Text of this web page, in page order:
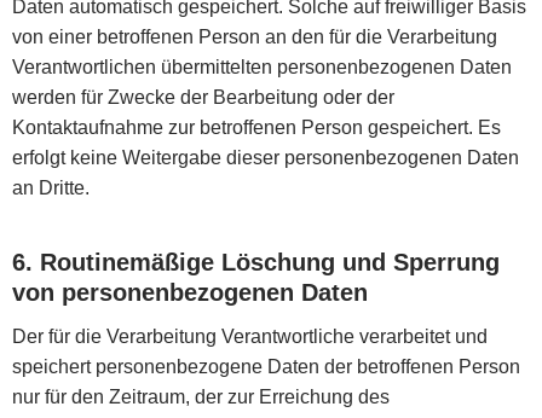
Daten automatisch gespeichert. Solche auf freiwilliger Basis
von einer betroffenen Person an den für die Verarbeitung
Verantwortlichen übermittelten personenbezogenen Daten
werden für Zwecke der Bearbeitung oder der
Kontaktaufnahme zur betroffenen Person gespeichert. Es
erfolgt keine Weitergabe dieser personenbezogenen Daten
an Dritte.
6. Routinemäßige Löschung und Sperrung
von personenbezogenen Daten
Der für die Verarbeitung Verantwortliche verarbeitet und
speichert personenbezogene Daten der betroffenen Person
nur für den Zeitraum, der zur Erreichung des